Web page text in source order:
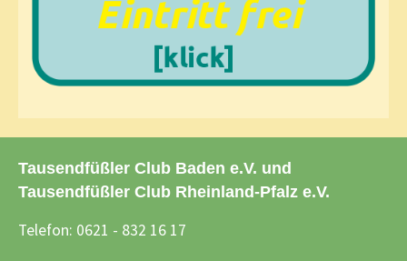
Tausendfüßler Club Baden e.V. und
Tausendfüßler Club Rheinland-Pfalz e.V.
Telefon: 0621 - 832 16 17